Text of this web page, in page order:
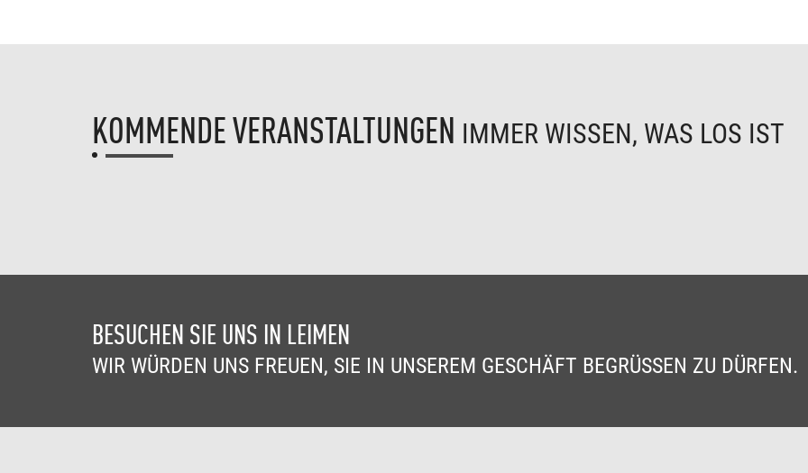
KOMMENDE VERANSTALTUNGEN IMMER WISSEN, WAS LOS IST
BESUCHEN SIE UNS IN LEIMEN
WIR WÜRDEN UNS FREUEN, SIE IN UNSEREM GESCHÄFT BEGRÜSSEN ZU DÜRFEN.